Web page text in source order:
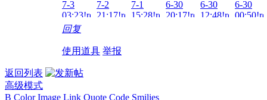
7-3
03:23!read!
7-2
21:17!read!
7-1
15:28!read!
6-30
20:17!read!
6-30
12:48!read!
6-30
回复
使用道具 举报
返回列表
高级模式
B Color Image Link Quote Code Smilies